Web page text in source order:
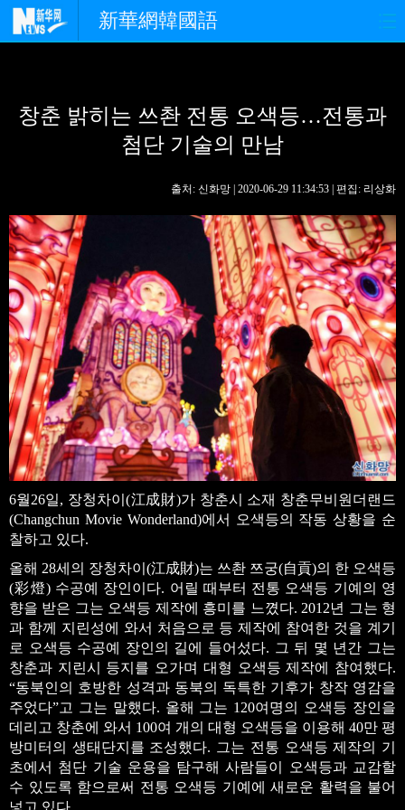
新華網韓國語
경제 사회 포토
핫 TV
생생 중국어
창춘 밝히는 쓰촨 전통 오색등…전통과
첨단 기술의 만남
출처: 신화망 | 2020-06-29 11:34:53 | 편집: 리상화
6월26일, 장청차이(江成財)가 창춘시 소재 창춘무비원더랜드
(Changchun Movie Wonderland)에서 오색등의 작동 상황을 순
찰하고 있다.
올해 28세의 장청차이(江成財)는 쓰촨 쯔궁(自貢)의 한 오색등
(彩燈) 수공예 장인이다. 어릴 때부터 전통 오색등 기예의 영
향을 받은 그는 오색등 제작에 흥미를 느꼈다. 2012년 그는 형
과 함께 지린성에 와서 처음으로 등 제작에 참여한 것을 계기
로 오색등 수공예 장인의 길에 들어섰다. 그 뒤 몇 년간 그는
창춘과 지린시 등지를 오가며 대형 오색등 제작에 참여했다.
“동북인의 호방한 성격과 동북의 독특한 기후가 창작 영감을
주었다”고 그는 말했다. 올해 그는 120여명의 오색등 장인을
데리고 창춘에 와서 100여 개의 대형 오색등을 이용해 40만 평
방미터의 생태단지를 조성했다. 그는 전통 오색등 제작의 기
초에서 첨단 기술 운용을 탐구해 사람들이 오색등과 교감할
수 있도록 함으로써 전통 오색등 기예에 새로운 활력을 불어
넣고 있다.